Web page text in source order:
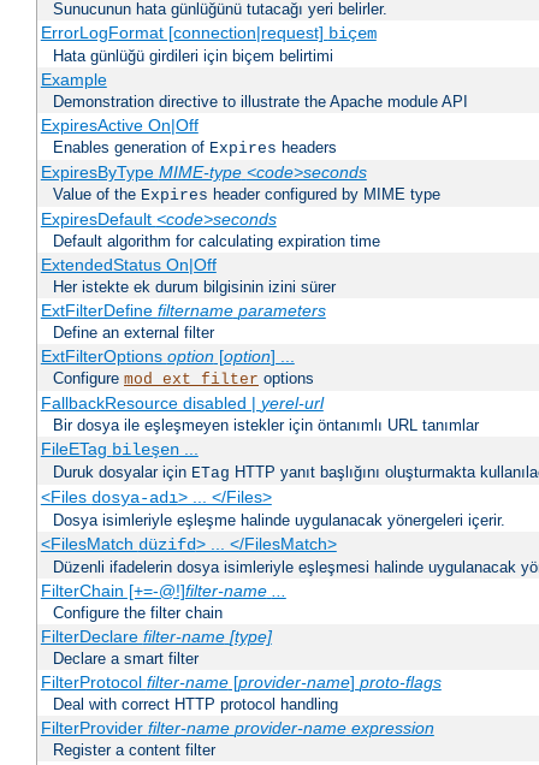
Sunucunun hata günlüğünü tutacağı yeri belirler.
ErrorLogFormat [connection|request] biçem
Hata günlüğü girdileri için biçem belirtimi
Example
Demonstration directive to illustrate the Apache module API
ExpiresActive On|Off
Enables generation of Expires headers
ExpiresByType MIME-type <code>seconds
Value of the Expires header configured by MIME type
ExpiresDefault <code>seconds
Default algorithm for calculating expiration time
ExtendedStatus On|Off
Her istekte ek durum bilgisinin izini sürer
ExtFilterDefine filtername parameters
Define an external filter
ExtFilterOptions option[option] ...
Configure mod_ext_filter options
FallbackResource disabled | yerel-url
Bir dosya ile eşleşmeyen istekler için öntanımlı URL tanımlar
FileETag bileşen...
Duruk dosyalar için ETag HTTP yanıt başlığını oluşturmakta
<Files dosya-adı> ... </Files>
Dosya isimleriyle eşleşme halinde uygulanacak yönergeleri içerir.
<FilesMatch düzifd> ... </FilesMatch>
Düzenli ifadelerin dosya isimleriyle eşleşmesi halinde uygulanacak
FilterChain [+=-@!]filter-name ...
Configure the filter chain
FilterDeclare filter-name [type]
Declare a smart filter
FilterProtocol filter-name[provider-name] proto-flags
Deal with correct HTTP protocol handling
FilterProvider filter-name provider-name expression
Register a content filter